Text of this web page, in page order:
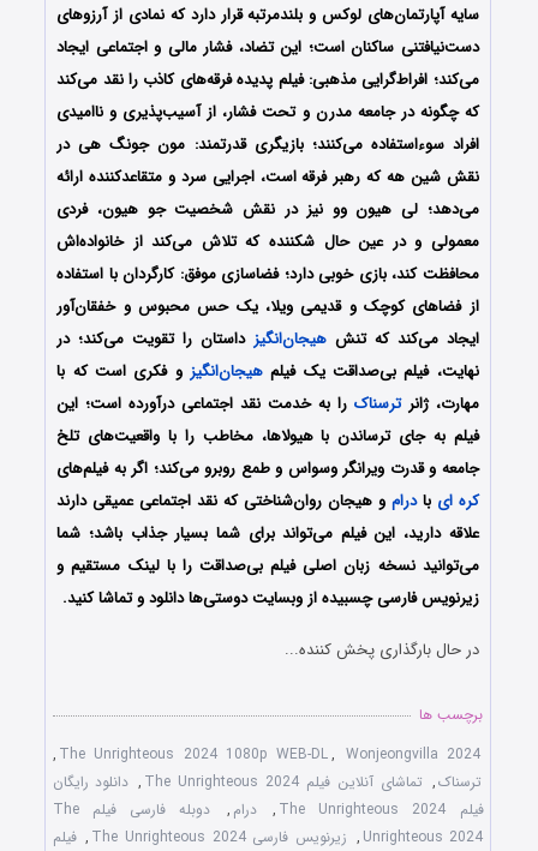
سایه آپارتمان‌های لوکس و بلندمرتبه قرار دارد که نمادی از آرزوهای
دست‌نیافتنی ساکنان است؛ این تضاد، فشار مالی و اجتماعی ایجاد
می‌کند؛ افراط‌گرایی مذهبی: فیلم پدیده فرقه‌های کاذب را نقد می‌کند
که چگونه در جامعه مدرن و تحت فشار، از آسیب‌پذیری و ناامیدی
افراد سوءاستفاده می‌کنند؛ بازیگری قدرتمند: مون جونگ هی در
نقش شین هه که رهبر فرقه است، اجرایی سرد و متقاعدکننده ارائه
می‌دهد؛ لی هیون وو نیز در نقش شخصیت جو هیون، فردی
معمولی و در عین حال شکننده که تلاش می‌کند از خانواده‌اش
محافظت کند، بازی خوبی دارد؛ فضاسازی موفق: کارگردان با استفاده
از فضاهای کوچک و قدیمی ویلا، یک حس محبوس و خفقان‌آور
ایجاد می‌کند که تنشهیجان‌انگیز داستان را تقویت می‌کند؛ در
نهایت، فیلم بی‌‌صداقت یک فیلم هیجان‌انگیز و فکری است که با
مهارت، ژانرترسناک را به خدمت نقد اجتماعی درآورده است؛ این
فیلم به جای ترساندن با هیولاها، مخاطب را با واقعیت‌های تلخ
جامعه و قدرت ویرانگر وسواس و طمع روبرو می‌کند؛ اگر به فیلم‌های
کره ای بادرام و هیجان روان‌شناختی که نقد اجتماعی عمیقی دارند
علاقه دارید، این فیلم می‌تواند برای شما بسیار جذاب باشد؛ شما
می‌توانید نسخه زبان اصلی فیلم بی‌‌صداقت را با ‌لینک مستقیم و
زیرنویس فارسی چسبیده از وبسایت دوستی‌ها دانلود و تماشا کنید.
در حال بارگذاری پخش کننده...
برچسب ها
The Unrighteous 2024 1080p WEB-DL, Wonjeongvilla 2024
,
ترسناک, تماشای آنلاین فیلم The Unrighteous 2024 , دانلود رایگان
فیلم The Unrighteous 2024
, درام ,
دوبله فارسی فیلم The
Unrighteous 2024
, زیرنویس فارسی The Unrighteous 2024 , فیلم